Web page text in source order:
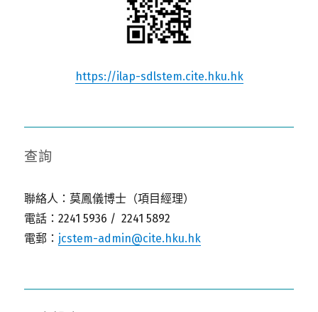
https://ilap-sdlstem.cite.hku.hk
查詢
聯絡人：莫鳳儀博士（項目經理）
電話：2241 5936 / 2241 5892
電郵： jcstem-admin@cite.hku.hk